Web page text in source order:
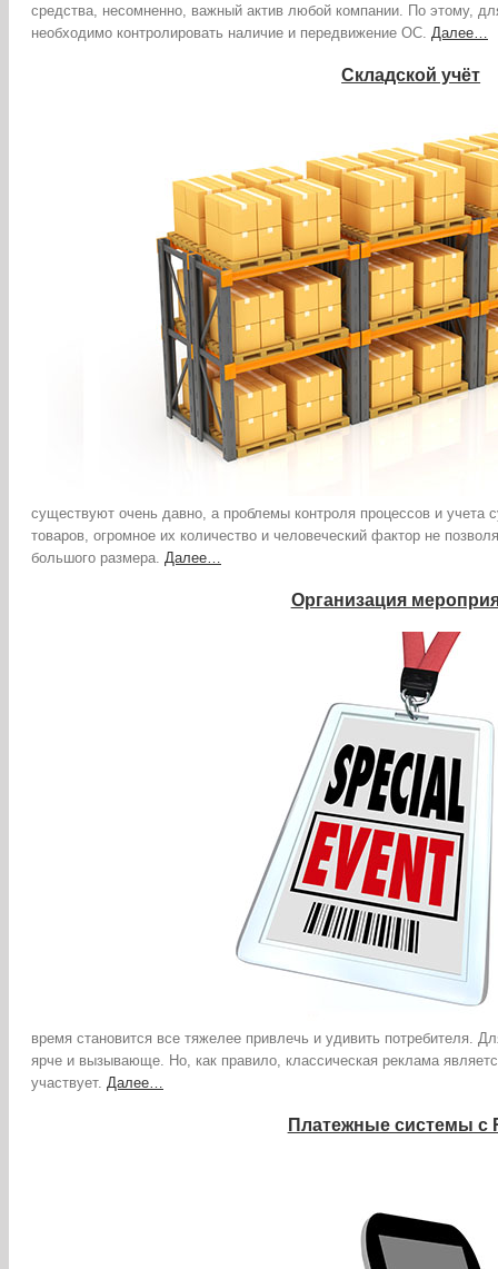
средства, несомненно, важный актив любой компании. По этому,
необходимо контролировать наличие и передвижение ОС. Далее…
Складской учёт
существуют очень давно, а проблемы контроля процессов и учета
товаров, огромное их количество и человеческий фактор не
большого размера. Далее…
Организация
время становится все тяжелее привлечь и удивить потребителя.
ярче и вызывающе. Но, как правило, классическая реклама
участвует. Далее…
Платежные системы с